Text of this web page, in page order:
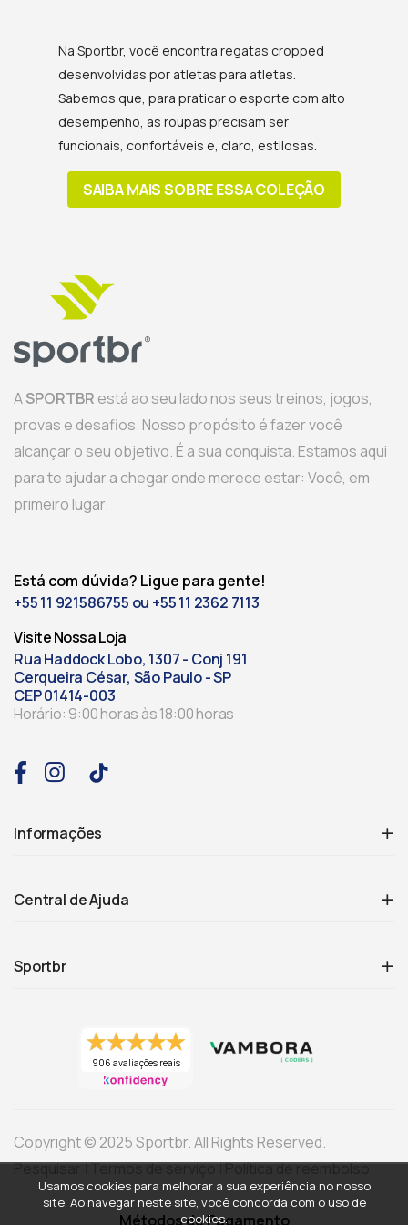
Na Sportbr, você encontra regatas cropped
desenvolvidas por atletas para atletas.
Sabemos que, para praticar o esporte com alto
desempenho, as roupas precisam ser
funcionais, confortáveis e, claro, estilosas.
SAIBA MAIS SOBRE ESSA COLEÇÃO
ASPORTBR está ao seu lado nos seus treinos, jogos,
provas e desafios. Nosso propósito é fazer você
alcançar o seu objetivo. É a sua conquista. Estamos aqui
para te ajudar a chegar onde merece estar: Você, em
primeiro lugar.
Está com dúvida? Ligue para gente!
+55 11 921586755 ou +55 11 2362 7113
Visite Nossa Loja
Rua Haddock Lobo, 1307 - Conj 191
Cerqueira César, São Paulo - SP
CEP 01414-003
Horário: 9:00 horas às 18:00 horas
Informações
Central de Ajuda
Sportbr
906 avaliações reais
Copyright © 2025 Sportbr. All Rights Reserved.
Pesquisar Termos de serviço Política de reembolso
Métodos de Pagamento
Usamos cookies para melhorar a sua experiência no nosso
site. Ao navegar neste site, você concorda com o uso de
cookies.